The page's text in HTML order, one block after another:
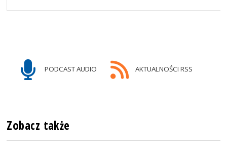
PODCAST AUDIO AKTUALNOŚCI RSS
Zobacz także